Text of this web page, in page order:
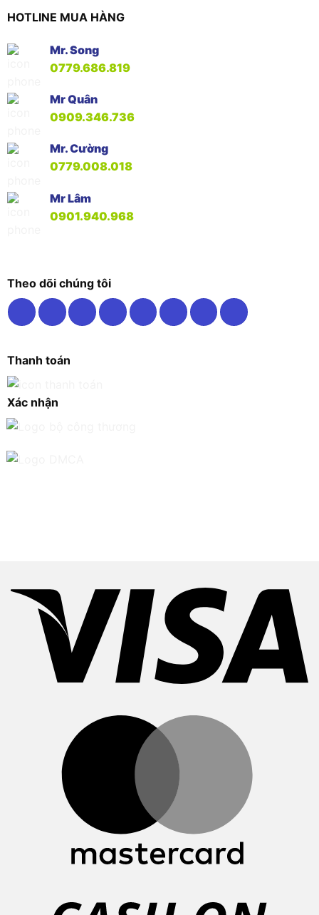
HOTLINE MUA HÀNG
Mr. Song
0779.686.819
Mr Quân
0909.346.736
Mr. Cường
0779.008.018
Mr Lâm
0901.940.968
Theo dõi chúng tôi
Thanh toán
Xác nhận